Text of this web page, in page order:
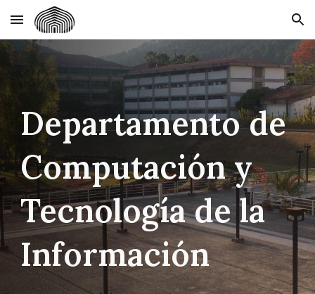
Skip to main content Skip to navigation
Departamento de
Computación y
Tecnología de la
Información